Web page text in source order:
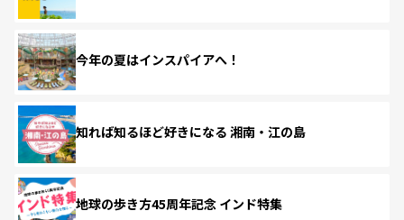
今年の夏はインスパイアへ！
知れば知るほど好きになる 湘南・江の島
地球の歩き方45周年記念 インド特集